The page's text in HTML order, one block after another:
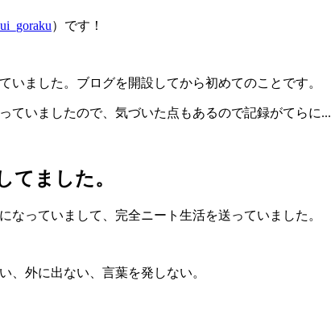
）です！
いました。ブログを開設してから初めてのことです。
ていましたので、気づいた点もあるので記録がてらに...
てました。
なっていまして、完全ニート生活を送っていました。
、外に出ない、言葉を発しない。